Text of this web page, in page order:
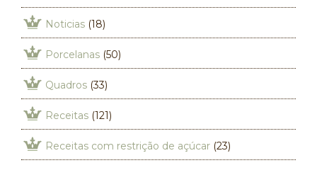
Noticias (18)
Porcelanas (50)
Quadros (33)
Receitas (121)
Receitas com restrição de açúcar (23)